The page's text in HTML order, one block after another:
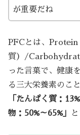
が重要だね
PFCとは、
質）/
った言葉で、健康
る三大栄養素のこ
「たんぱく質：
物：50%～65%」